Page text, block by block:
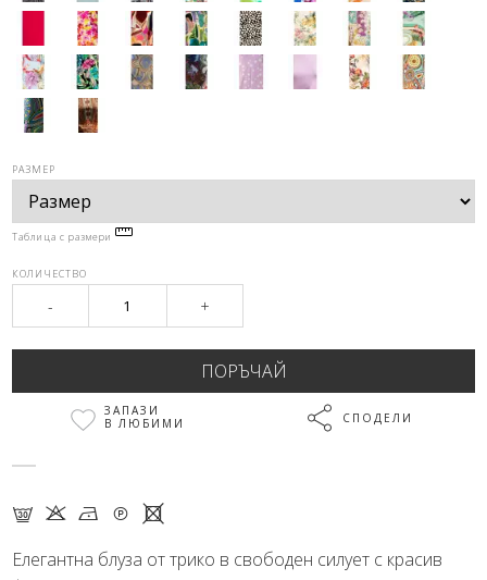
РАЗМЕР
Таблица с размери
КОЛИЧЕСТВО
- +
ЗАПАЗИ
В ЛЮБИМИ
СПОДЕЛИ
G K N Q X
Елегантна блуза от трико в свободен силует с красив